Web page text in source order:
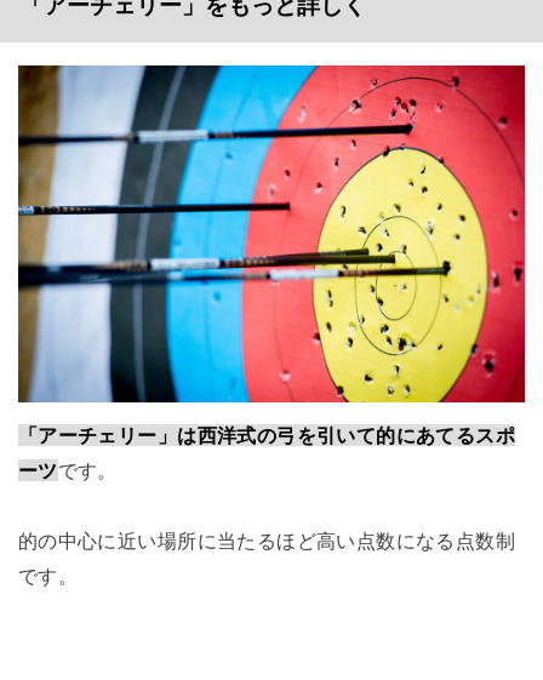
「アーチェリー」は西洋式の弓を引いて的にあてるスポ
ーツです。
的の中心に近い場所に当たるほど高い点数になる点数制
です。